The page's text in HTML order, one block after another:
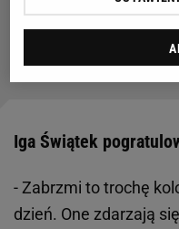
Pogromczyni Igi Świątek
swój sukces. "Odjęło mi
Iga Świątek
- Zabrzmi to trochę
dzień. One zdarzają